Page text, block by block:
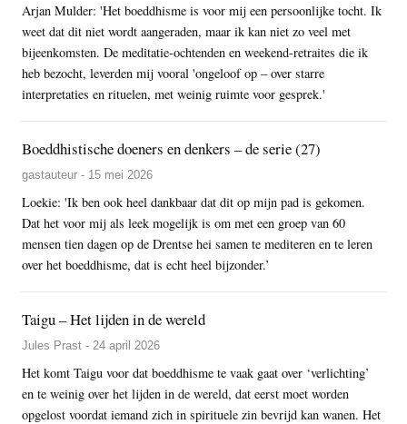
Arjan Mulder: 'Het boeddhisme is voor mij een persoonlijke tocht. Ik
weet dat dit niet wordt aangeraden, maar ik kan niet zo veel met
bijeenkomsten. De meditatie-ochtenden en weekend-retraites die ik
heb bezocht, leverden mij vooral 'ongeloof op – over starre
interpretaties en rituelen, met weinig ruimte voor gesprek.'
Boeddhistische doeners en denkers – de serie (27)
gastauteur - 15 mei 2026
Loekie: 'Ik ben ook heel dankbaar dat dit op mijn pad is gekomen.
Dat het voor mij als leek mogelijk is om met een groep van 60
mensen tien dagen op de Drentse hei samen te mediteren en te leren
over het boeddhisme, dat is echt heel bijzonder.’
Taigu – Het lijden in de wereld
Jules Prast - 24 april 2026
Het komt Taigu voor dat boeddhisme te vaak gaat over ‘verlichting’
en te weinig over het lijden in de wereld, dat eerst moet worden
opgelost voordat iemand zich in spirituele zin bevrijd kan wanen. Het